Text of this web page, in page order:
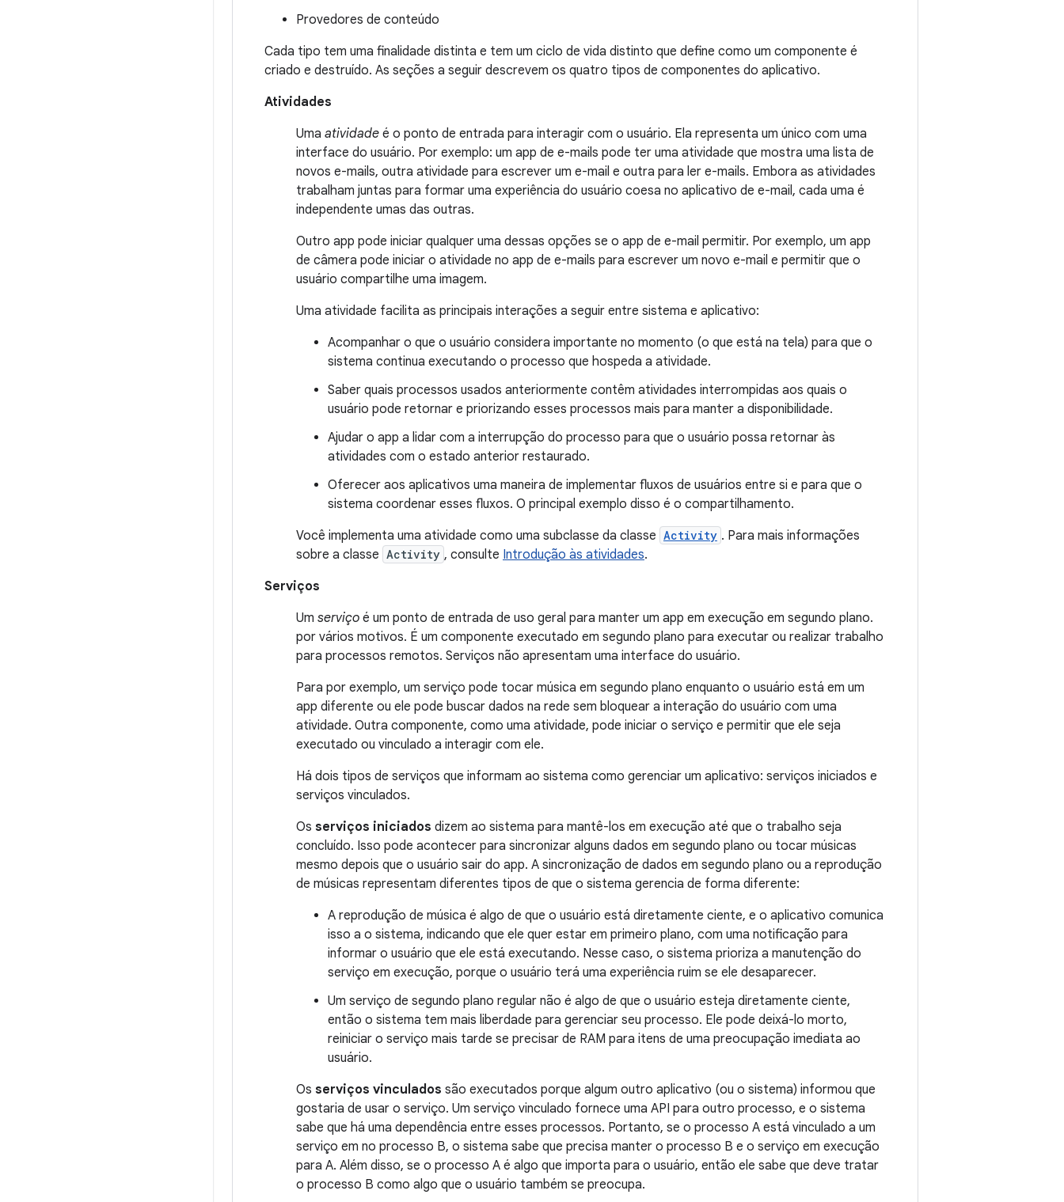
Provedores de conteúdo
Cada tipo tem uma finalidade distinta e tem um ciclo de vida distinto que define como um componente é
criado e destruído. As seções a seguir descrevem os quatro tipos de componentes do aplicativo.
Atividades
Uma atividade é o ponto de entrada para interagir com o usuário. Ela representa um único com uma
interface do usuário. Por exemplo: um app de e-mails pode ter uma atividade que mostra uma lista de
novos e-mails, outra atividade para escrever um e-mail e outra para ler e-mails. Embora as atividades
trabalham juntas para formar uma experiência do usuário coesa no aplicativo de e-mail, cada uma é
independente umas das outras.
Outro app pode iniciar qualquer uma dessas opções se o app de e-mail permitir. Por exemplo, um app
de câmera pode iniciar o atividade no app de e-mails para escrever um novo e-mail e permitir que o
usuário compartilhe uma imagem.
Uma atividade facilita as principais interações a seguir entre sistema e aplicativo:
Acompanhar o que o usuário considera importante no momento (o que está na tela) para que o
sistema continua executando o processo que hospeda a atividade.
Saber quais processos usados anteriormente contêm atividades interrompidas aos quais o
usuário pode retornar e priorizando esses processos mais para manter a disponibilidade.
Ajudar o app a lidar com a interrupção do processo para que o usuário possa retornar às
atividades com o estado anterior restaurado.
Oferecer aos aplicativos uma maneira de implementar fluxos de usuários entre si e para que o
sistema coordenar esses fluxos. O principal exemplo disso é o compartilhamento.
Você implementa uma atividade como uma subclasse da classe Activity . Para mais informações
sobre a classe Activity , consulte Introdução às atividades.
Serviços
Um serviço é um ponto de entrada de uso geral para manter um app em execução em segundo plano.
por vários motivos. É um componente executado em segundo plano para executar ou realizar trabalho
para processos remotos. Serviços não apresentam uma interface do usuário.
Para por exemplo, um serviço pode tocar música em segundo plano enquanto o usuário está em um
app diferente ou ele pode buscar dados na rede sem bloquear a interação do usuário com uma
atividade. Outra componente, como uma atividade, pode iniciar o serviço e permitir que ele seja
executado ou vinculado a interagir com ele.
Há dois tipos de serviços que informam ao sistema como gerenciar um aplicativo: serviços iniciados e
serviços vinculados.
Os serviços iniciados dizem ao sistema para mantê-los em execução até que o trabalho seja
concluído. Isso pode acontecer para sincronizar alguns dados em segundo plano ou tocar músicas
mesmo depois que o usuário sair do app. A sincronização de dados em segundo plano ou a reprodução
de músicas representam diferentes tipos de que o sistema gerencia de forma diferente:
A reprodução de música é algo de que o usuário está diretamente ciente, e o aplicativo comunica
isso a o sistema, indicando que ele quer estar em primeiro plano, com uma notificação para
informar o usuário que ele está executando. Nesse caso, o sistema prioriza a manutenção do
serviço em execução, porque o usuário terá uma experiência ruim se ele desaparecer.
Um serviço de segundo plano regular não é algo de que o usuário esteja diretamente ciente,
então o sistema tem mais liberdade para gerenciar seu processo. Ele pode deixá-lo morto,
reiniciar o serviço mais tarde se precisar de RAM para itens de uma preocupação imediata ao
usuário.
Os serviços vinculados são executados porque algum outro aplicativo (ou o sistema) informou que
gostaria de usar o serviço. Um serviço vinculado fornece uma API para outro processo, e o sistema
sabe que há uma dependência entre esses processos. Portanto, se o processo A está vinculado a um
serviço em no processo B, o sistema sabe que precisa manter o processo B e o serviço em execução
para A. Além disso, se o processo A é algo que importa para o usuário, então ele sabe que deve tratar
o processo B como algo que o usuário também se preocupa.